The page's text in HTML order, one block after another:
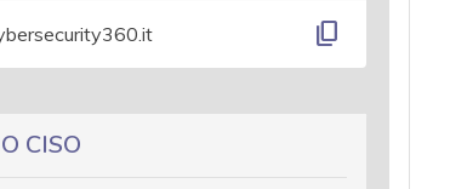
content_copy
CISO